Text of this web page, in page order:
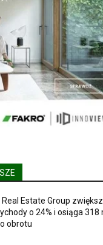
Real Estate Group
o 24% i osiąga 318
obrotu